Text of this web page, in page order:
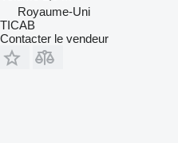
Royaume-Uni
TICAB
Contacter le vendeur